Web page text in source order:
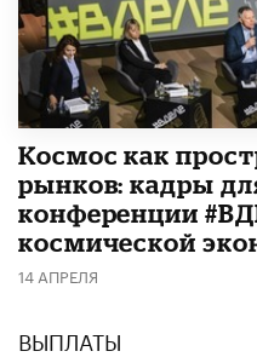
Космос как
рынков: кадры
конференции
космической
14 АПРЕЛЯ
ВЫПЛАТЫ